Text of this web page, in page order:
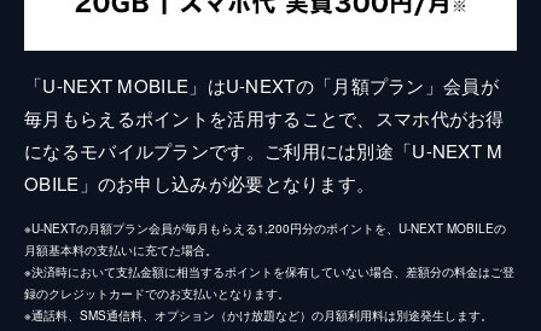
「U-NEXT MOBILE」はU-NEXTの「月額プラン」会員が
毎月もらえるポイントを活用することで、スマホ代がお得
になるモバイルプランです。ご利用には別途「U-NEXT M
OBILE」のお申し込みが必要となります。
※U-NEXTの月額プラン会員が毎月もらえる1,200円分のポイントを、U-NEXT MOBILEの
月額基本料の支払いに充てた場合。
※決済時において支払金額に相当するポイントを保有していない場合、差額分の料金はご登
録のクレジットカードでのお支払いとなります。
※通話料、SMS通信料、オプション（かけ放題など）の月額利用料は別途発生します。